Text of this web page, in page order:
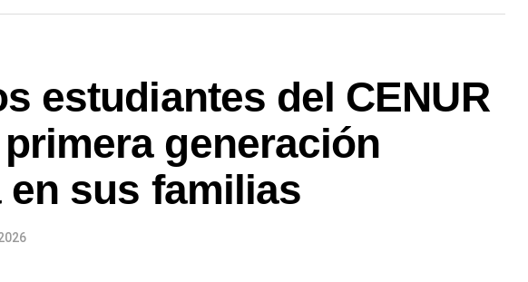
estudiantes del CENUR
generación
sus familias